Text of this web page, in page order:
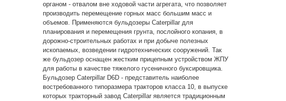
органом - отвалом вне ходовой части агрегата, что позволяет
производить перемещение горных масс большим масс и
объемов. Применяются бульдозеры Caterpillar для
планирования и перемещения грунта, послойного копания, в
дорожно-строительных работах и при добыче полезных
ископаемых, возведении гидротехнических сооружений. Так
же бульдозер оснащен жестким прицепным устройством ЖПУ
для работы в качестве тяжелого гусеничного буксировщика.
Бульдозер Caterpillar D6D - представитель наиболее
востребованного типоразмера тракторов класса 10, в выпуске
которых тракторный завод Caterpillar является традиционным